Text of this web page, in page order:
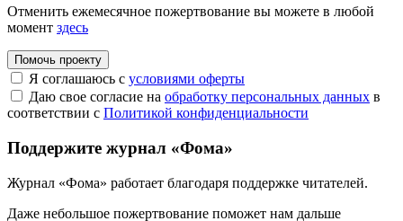
Отменить ежемесячное пожертвование вы можете в любой
момент здесь
Помочь проекту
Я соглашаюсь с условиями оферты
Даю свое согласие на обработку персональных данных в
соответствии с Политикой конфиденциальности
Поддержите журнал «Фома»
Журнал «Фома» работает благодаря поддержке читателей.
Даже небольшое пожертвование поможет нам дальше